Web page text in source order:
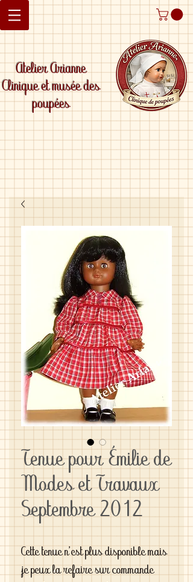
Atelier Arianne
Clinique et musée des
poupées
Tenue pour Émilie de
Modes et Travaux
Septembre 2012
Cette tenue n'est plus disponible mais
je peux la refaire sur commande